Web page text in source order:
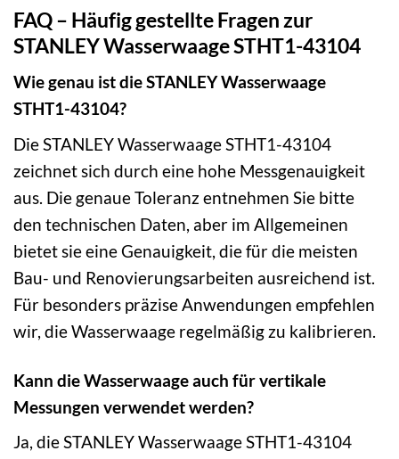
FAQ – Häufig gestellte Fragen zur
STANLEY Wasserwaage STHT1-43104
Wie genau ist die STANLEY Wasserwaage
STHT1-43104?
Die STANLEY Wasserwaage STHT1-43104
zeichnet sich durch eine hohe Messgenauigkeit
aus. Die genaue Toleranz entnehmen Sie bitte
den technischen Daten, aber im Allgemeinen
bietet sie eine Genauigkeit, die für die meisten
Bau- und Renovierungsarbeiten ausreichend ist.
Für besonders präzise Anwendungen empfehlen
wir, die Wasserwaage regelmäßig zu kalibrieren.
Kann die Wasserwaage auch für vertikale
Messungen verwendet werden?
Ja, die STANLEY Wasserwaage STHT1-43104